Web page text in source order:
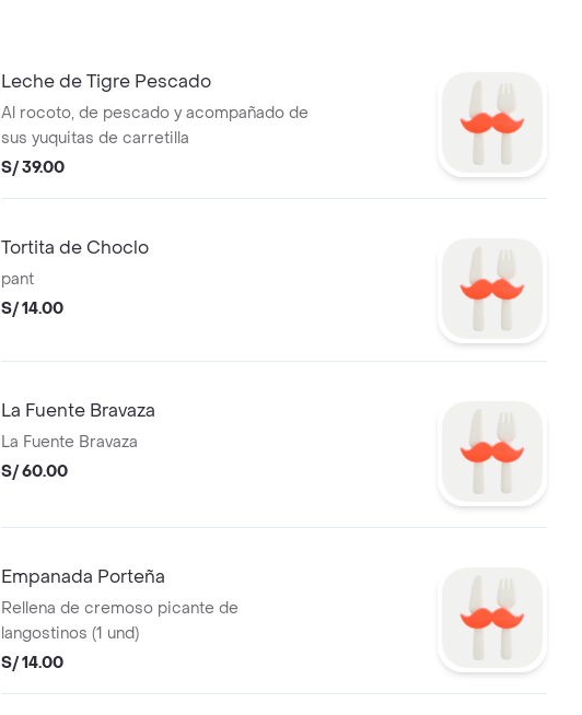
Leche de Tigre Pescado
Al rocoto, de pescado y acompañado de
sus yuquitas de carretilla
S/ 39.00
Tortita de Choclo
pant
S/ 14.00
La Fuente Bravaza
La Fuente Bravaza
S/ 60.00
Empanada Porteña
Rellena de cremoso picante de
langostinos (1 und)
S/ 14.00